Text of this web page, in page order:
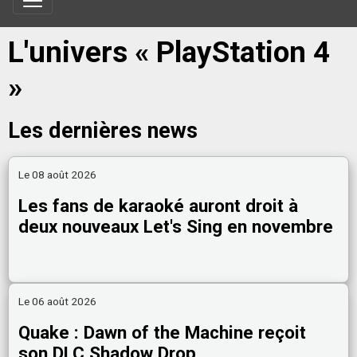
L'univers « PlayStation 4
»
Les dernières news
Le 08 août 2026
Les fans de karaoké auront droit à
deux nouveaux Let's Sing en novembre
Le 06 août 2026
Quake : Dawn of the Machine reçoit